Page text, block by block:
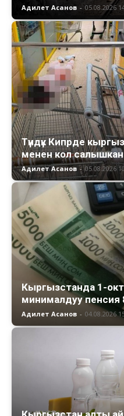
Адилет Асанов - 05.08.2026
Түндүк Кипрде
менен кол салышкан
Адилет Асанов - 05.08.2026
Кыргызстанда 1-
минималдуу пенсия
Адилет Асанов - 04.08.2026